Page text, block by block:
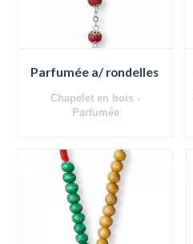
Parfumée a/ rondelles
Chapelet en bois -
Parfumée